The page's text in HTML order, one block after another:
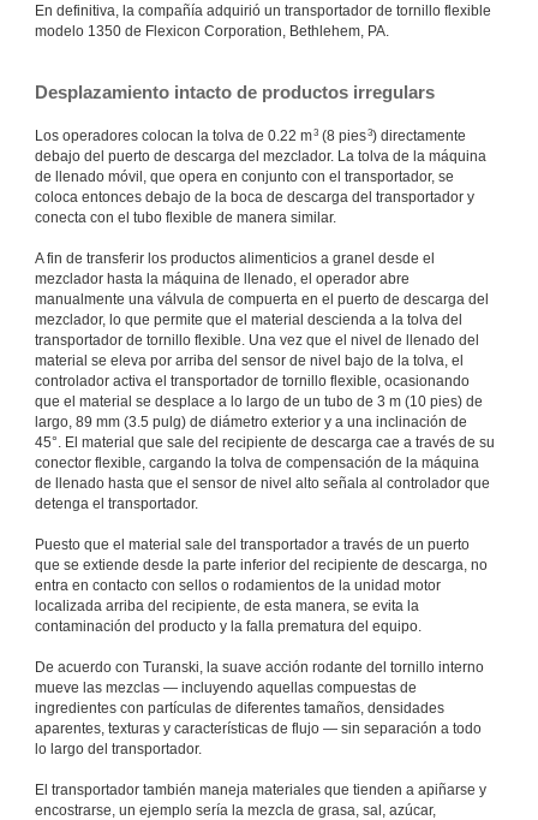
En definitiva, la compañía adquirió un transportador de tornillo flexible
modelo 1350 de Flexicon Corporation, Bethlehem, PA.
Desplazamiento intacto de productos irregulars
Los operadores colocan la tolva de 0.22 m3 (8 pies3) directamente
debajo del puerto de descarga del mezclador. La tolva de la máquina
de llenado móvil, que opera en conjunto con el transportador, se
coloca entonces debajo de la boca de descarga del transportador y
conecta con el tubo flexible de manera similar.
A fin de transferir los productos alimenticios a granel desde el
mezclador hasta la máquina de llenado, el operador abre
manualmente una válvula de compuerta en el puerto de descarga del
mezclador, lo que permite que el material descienda a la tolva del
transportador de tornillo flexible. Una vez que el nivel de llenado del
material se eleva por arriba del sensor de nivel bajo de la tolva, el
controlador activa el transportador de tornillo flexible, ocasionando
que el material se desplace a lo largo de un tubo de 3 m (10 pies) de
largo, 89 mm (3.5 pulg) de diámetro exterior y a una inclinación de
45°. El material que sale del recipiente de descarga cae a través de su
conector flexible, cargando la tolva de compensación de la máquina
de llenado hasta que el sensor de nivel alto señala al controlador que
detenga el transportador.
Puesto que el material sale del transportador a través de un puerto
que se extiende desde la parte inferior del recipiente de descarga, no
entra en contacto con sellos o rodamientos de la unidad motor
localizada arriba del recipiente, de esta manera, se evita la
contaminación del producto y la falla prematura del equipo.
De acuerdo con Turanski, la suave acción rodante del tornillo interno
mueve las mezclas — incluyendo aquellas compuestas de
ingredientes con partículas de diferentes tamaños, densidades
aparentes, texturas y características de flujo — sin separación a todo
lo largo del transportador.
El transportador también maneja materiales que tienden a apiñarse y
encostrarse, un ejemplo sería la mezcla de grasa, sal, azúcar,